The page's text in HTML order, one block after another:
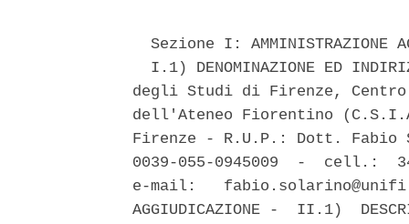
Sezione I: AMMINISTRAZIONE
I.1) DENOMINAZIONE ED
degli Studi di Firenze,
dell'Ateneo Fiorentino
Firenze - R.U.P.: Dott.
0039-055-0945009  -  cell.:
e-mail:
AGGIUDICAZIONE -  II.1)